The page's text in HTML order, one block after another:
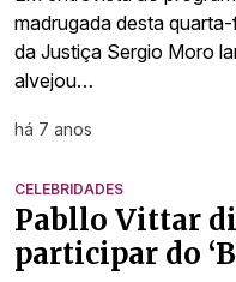
madrugada desta
da Justiça Sergio Moro
alvejou…
há 7 anos
CELEBRIDADES
Pabllo Vittar
participar do